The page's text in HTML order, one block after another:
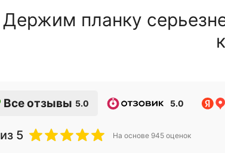
Держим планку
Все отзывы 5.0 5.0
из 5 На основе 945 оценок